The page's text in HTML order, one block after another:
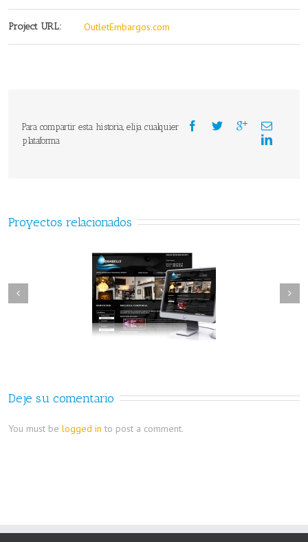
Project URL: OutletEmbargos.com
Para compartir esta historia, elija cualquier
plataforma
Proyectos relacionados
Tienda virtual Cuadros de
Deje su comentario
You must be logged in to post a comment.